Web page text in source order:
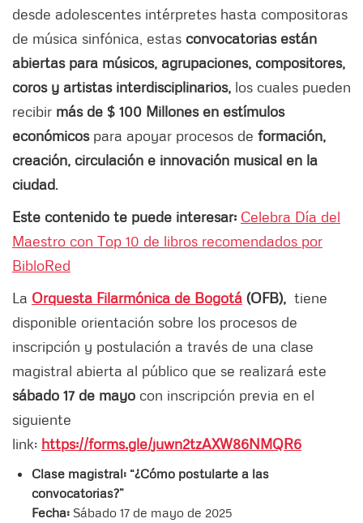
desde adolescentes intérpretes hasta compositoras
de música sinfónica, estas convocatorias están
abiertas para músicos, agrupaciones, compositores,
coros y artistas interdisciplinarios, los cuales pueden
recibir más de $ 100 Millones en estímulos
económicospara apoyar procesos de formación,
creación, circulación e innovación musical en la
ciudad.
Este contenido te puede interesar: Celebra Día del
Maestro con Top 10 de libros recomendados por
BibloRed
La Orquesta Filarmónica de Bogotá (OFB), tiene
disponible orientación sobre los procesos de
inscripción y postulación a través de una clase
magistral abierta al público que se realizará este
sábado 17 de mayo con inscripción previa en el
siguiente
link: https://forms.gle/juwn2tzAXW86NMQR6
Clase magistral: “¿Cómo postularte a las
convocatorias?”
Fecha: Sábado 17 de mayo de 2025